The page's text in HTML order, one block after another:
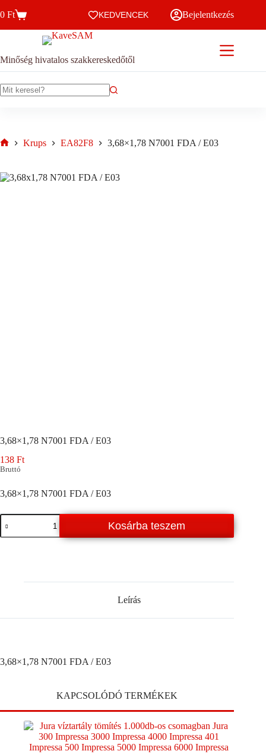
to
Kosár
0 Ft KEDVENCEK Bejelentkezés
Minőség hivatalos szakkereskedőtől
Krups EA82F8 3,68×1,78 N7001 FDA / E03
3,68×1,78 N7001 FDA / E03
138 Ft
Bruttó
3,68×1,78 N7001 FDA / E03
3,68x1,78
N7001
FDA
Kosárba teszem
Leírás
3,68×1,78 N7001 FDA / E03
KAPCSOLÓDÓ TERMÉKEK